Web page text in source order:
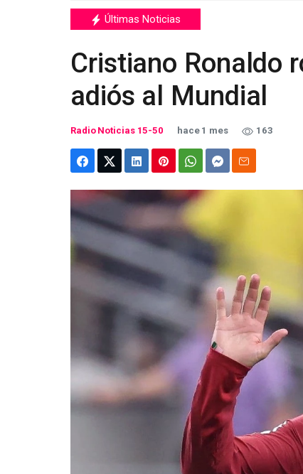
Últimas Noticias
Cristiano Ronaldo
adiós al Mundial
Radio Noticias 15-50 hace 1 mes 163